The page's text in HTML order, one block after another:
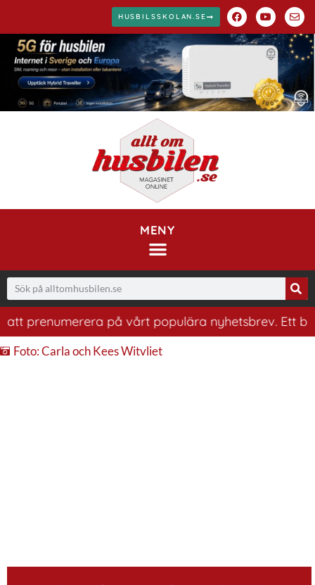
HUSBILSSKOLAN.SE
MENY
på vårt populära nyhetsbrev. Ett bra
Foto: Carla och Kees Witvliet